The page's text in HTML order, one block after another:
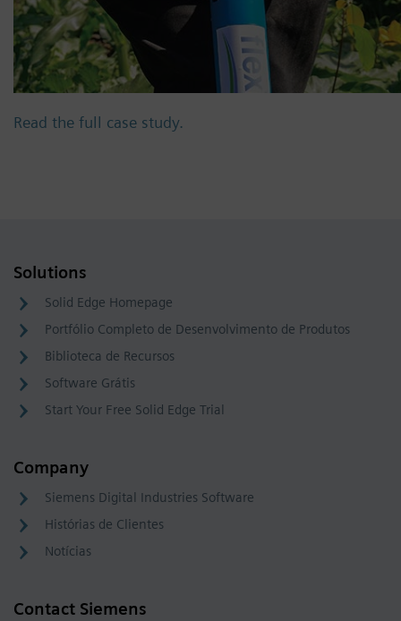
Read the full case study.
Solutions
Solid Edge Homepage
Portfólio Completo de Desenvolvimento de Produtos
Biblioteca de Recursos
Software Grátis
Start Your Free Solid Edge Trial
Company
Siemens Digital Industries Software
Histórias de Clientes
Notícias
Contact Siemens